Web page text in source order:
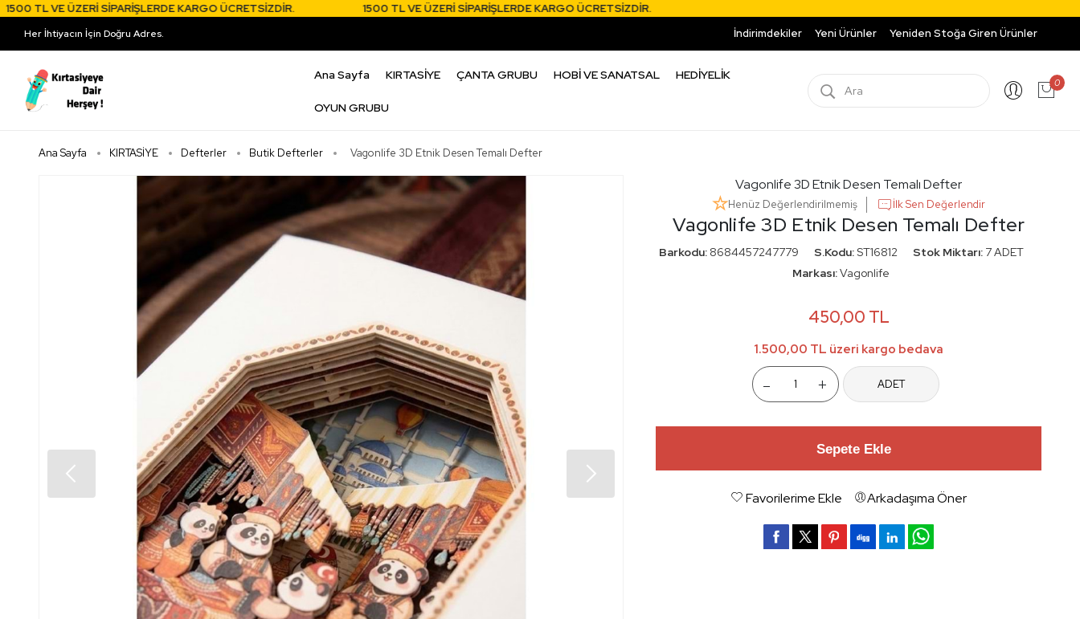
VE ÜZERİ SİPARİŞLERDE KARGO ÜCRETSİZDİR. 1500 TL VE ÜZERİ SİPARİŞLERDE KARGO ÜCRETSİZDİR.
Her İhtiyacın İçin Doğru Adres. İndirimdekiler Yeni Ürünler Yeniden Stoğa Giren Ürünler
Ana Sayfa KIRTASİYE ÇANTA GRUBU HOBİ VE SANATSAL HEDİYELİK
OYUN GRUBU
0
Ana Sayfa KIRTASİYE Defterler Butik Defterler Vagonlife 3D Etnik Desen Temalı Defter
Vagonlife 3D Etnik Desen Temalı Defter
Vagonlife 3D Etnik Desen Temalı Defter
Henüz Değerlendirilmemiş İlk Sen Değerlendir
Barkodu:8684457247779 S.Kodu:ST16812 Stok Miktarı: 7 ADET
Markası:Vagonlife
450,00 TL
1.500,00 TL üzeri kargo bedava
- + ADET
Sepete Ekle
Favorilerime Ekle Arkadaşıma Öner